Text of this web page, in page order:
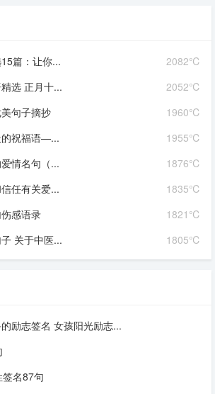
2082℃
篇：让你...
2052℃
选 正月十...
1960℃
句子摘抄
1955℃
的祝福语—...
1876℃
情名句（...
1835℃
任有关爱...
1821℃
感语录
1805℃
关于中医...
励志签名 女孩阳光励志...
名87句